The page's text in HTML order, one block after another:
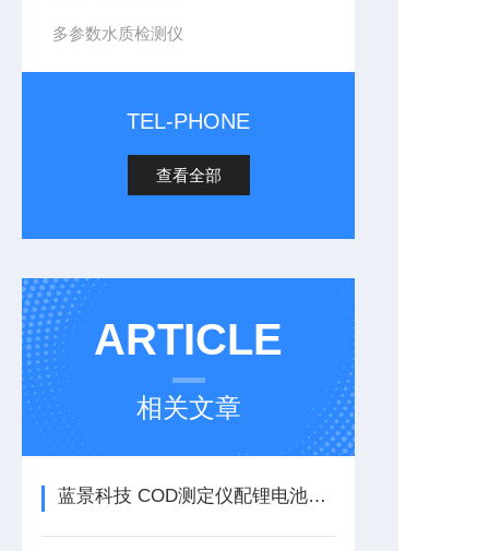
多参数水质检测仪
TEL-PHONE
查看全部
ARTICLE
相关文章
蓝景科技 COD测定仪配锂电池，如何实现户外精准流动检测？